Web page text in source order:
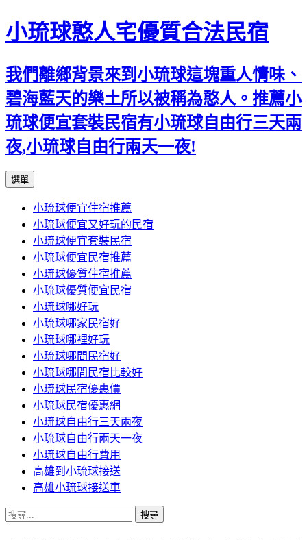
小琉球憨人宅優質合法民宿
我們離鄉背景來到小琉球這塊重人情味、
碧海藍天的樂土所以被稱為憨人。推薦小
琉球便宜套裝民宿有小琉球自由行三天兩
夜,小琉球自由行兩天一夜!
選單
主
要
內
容
小琉球便宜住宿推薦
小琉球便宜又好玩的民宿
小琉球便宜套裝民宿
小琉球便宜民宿推薦
小琉球優質住宿推薦
小琉球優質便宜民宿
小琉球哪好玩
小琉球哪家民宿好
小琉球哪裡好玩
小琉球哪間民宿好
小琉球哪間民宿比較好
小琉球民宿優惠價
小琉球民宿優惠網
小琉球自由行三天兩夜
小琉球自由行兩天一夜
小琉球自由行費用
高雄到小琉球接送
高雄小琉球接送車
搜